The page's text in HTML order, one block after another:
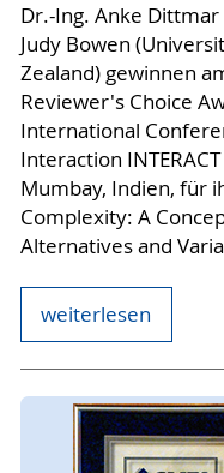
Dr.-Ing. Anke
Judy Bowen
Zealand) gewinnen
Reviewer's Choice
International
Interaction
Mumbay, Indien, für
Complexity: A
Alternatives and
weiterlesen